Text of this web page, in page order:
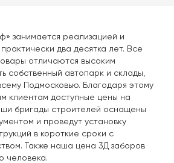
занимается реализацией и
два десятка лет. Все
отличаются высоким
собственный автопарк и склады,
Подмосковью. Благодаря этому
клиентам доступные цены на
бригады строителей оснащены
и проведут установку
в короткие сроки с
Также наша цена 3Д заборов
человека.